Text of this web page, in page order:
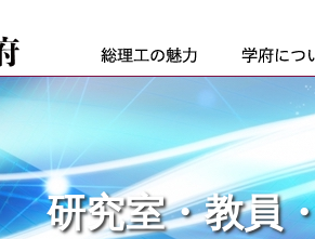
研究室・教員